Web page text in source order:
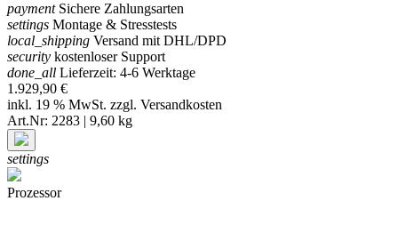
payment Sichere Zahlungsarten
settings Montage & Stresstests
local_shipping Versand mit DHL/DPD
security kostenloser Support
done_all Lieferzeit: 4-6 Werktage
1.929,90 €
inkl. 19 % MwSt. zzgl. Versandkosten
Art.Nr: 2283 | 9,60 kg
settings
Prozessor